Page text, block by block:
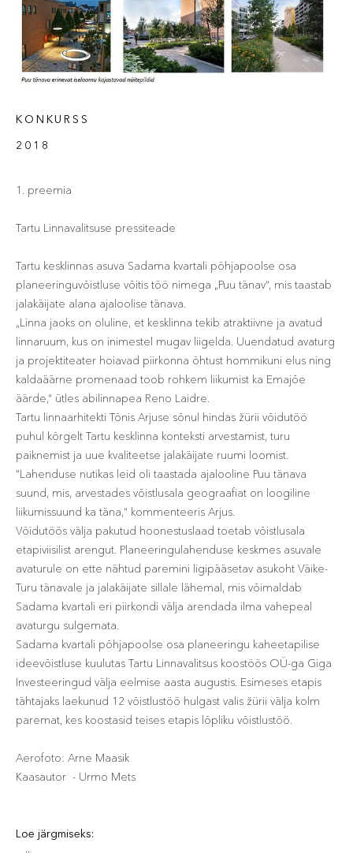
KONKURSS
2018
1. preemia
Tartu Linnavalitsuse pressiteade
Tartu kesklinnas asuva Sadama kvartali põhjapoolse osa
planeeringuvõistluse võitis töö nimega „Puu tänav“, mis taastab
jalakäijate alana ajaloolise tänava.
„Linna jaoks on oluline, et kesklinna tekib atraktiivne ja avatud
linnaruum, kus on inimestel mugav liigelda. Uuendatud avaturg
ja projektiteater hoiavad piirkonna õhtust hommikuni elus ning
kaldaäärne promenaad toob rohkem liikumist ka Emajõe
äärde,“ ütles abilinnapea Reno Laidre.
Tartu linnaarhitekti Tõnis Arjuse sõnul hindas žürii võidutöö
puhul kõrgelt Tartu kesklinna konteksti arvestamist, turu
paiknemist ja uue kvaliteetse jalakäijate ruumi loomist.
"Lahenduse nutikas leid oli taastada ajalooline Puu tänava
suund, mis, arvestades võistlusala geograafiat on loogiline
liikumissuund ka täna," kommenteeris Arjus.
Võidutöös välja pakutud hoonestuslaad toetab võistlusala
etapiviisilist arengut. Planeeringulahenduse keskmes asuvale
avaturule on ette nähtud paremini ligipääsetav asukoht Väike-
Turu tänavale ja jalakäijate sillale lähemal, mis võimaldab
Sadama kvartali eri piirkondi välja arendada ilma vahepeal
avaturgu sulgemata.
Sadama kvartali põhjapoolse osa planeeringu kaheetapilise
ideevõistluse kuulutas Tartu Linnavalitsus koostöös OÜ-ga Giga
Investeeringud välja eelmise aasta augustis. Esimeses etapis
tähtajaks laekunud 12 võistlustöö hulgast valis žürii välja kolm
paremat, kes koostasid teises etapis lõpliku võistlustöö.
Aerofoto: Arne Maasik
Kaasautor - Urmo Mets
Loe järgmiseks: